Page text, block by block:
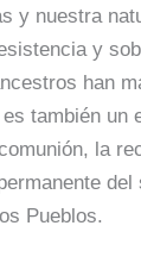
y nuestra
y
han
también un
la
Pueblos.